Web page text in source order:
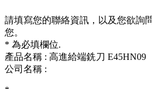
請填寫您的聯絡資訊，以及您欲詢
您。
* 為必填欄位.
產品名稱 : 高進給端銑刀 E45HN09
公司名稱 :